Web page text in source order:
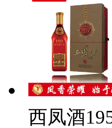
西凤酒